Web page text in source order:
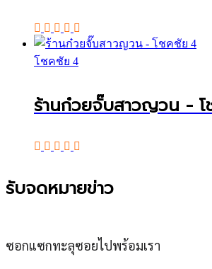
โชคชัย 4
ร้านก๋วยจั๊บสาวญวน -
รับจดหมายข่าว
ซอกแซกทะลุซอยไปพร้อมเรา